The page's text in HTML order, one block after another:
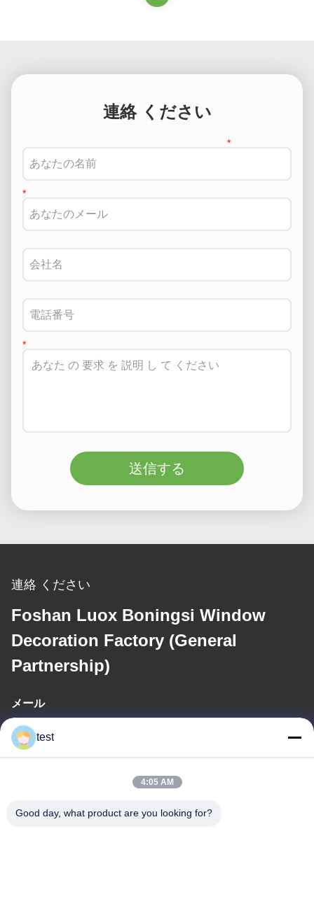
連絡 ください
送信する
連絡 ください
Foshan Luox Boningsi Window
Decoration Factory (General
Partnership)
メール
test@test.com
アドレス
test
4:05 AM
Good day, what product are you looking for?